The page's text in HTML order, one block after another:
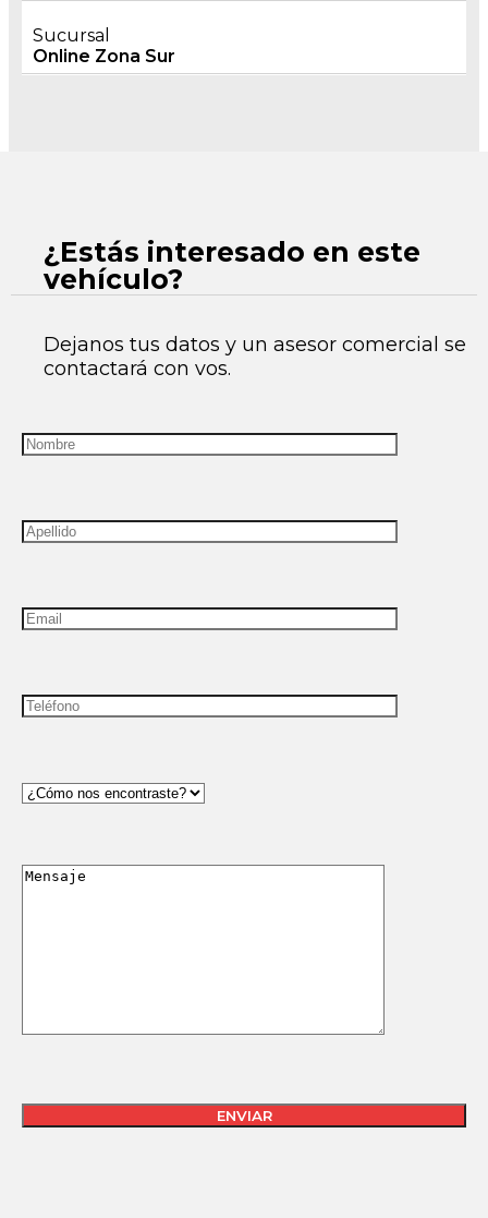
Sucursal
Online Zona Sur
¿Estás interesado en este
vehículo?
Dejanos tus datos y un asesor comercial se
contactará con vos.